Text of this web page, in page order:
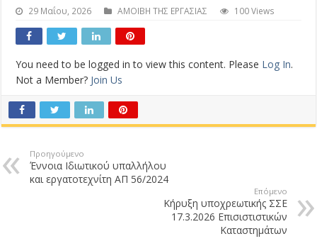
29 Μαΐου, 2026 ΑΜΟΙΒΗ ΤΗΣ ΕΡΓΑΣΙΑΣ 100 Views
You need to be logged in to view this content. Please Log In.
Not a Member? Join Us
Προηγούμενο
Έννοια Ιδιωτικού υπαλλήλου
και εργατοτεχνίτη ΑΠ 56/2024
Επόμενο
Κήρυξη υποχρεωτικής ΣΣΕ
17.3.2026 Επισιστιστικών
Καταστημάτων